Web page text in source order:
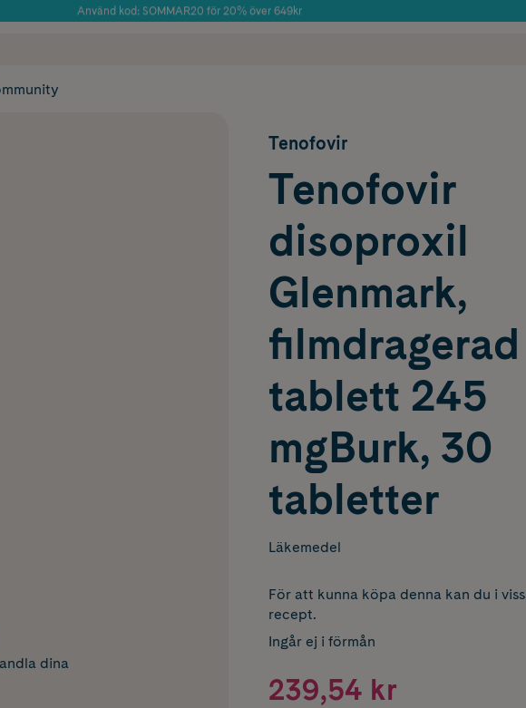
Använd kod: SOMMAR20 för 20% över 649kr
dina
Tenofovir
Tenofovir
disoproxil
Glenmark,
filmdragerad
tablett 245
mgBurk, 30
tabletter
Läkemedel
För att kunna köpa denna kan du i
recept.
Ingår ej i förmån
239,54 kr